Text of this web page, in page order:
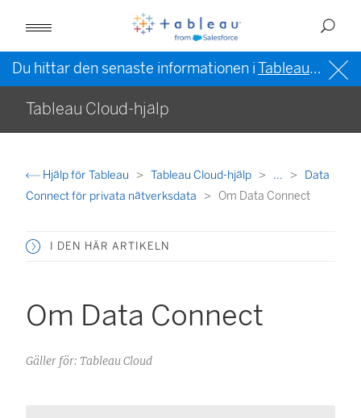
Du hittar den senaste informationen iTableau-hjälpen på engelska (USA)
Tableau Cloud-hjälp
Hjälp för Tableau Tableau Cloud-hjälp ...
Data
Connect för privata nätverksdata
Om Data Connect
I DEN HÄR ARTIKELN
Om Data Connect
Gäller för: Tableau Cloud